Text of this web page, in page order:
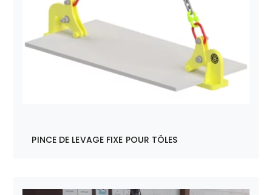
PINCE DE LEVAGE FIXE POUR TÔLES